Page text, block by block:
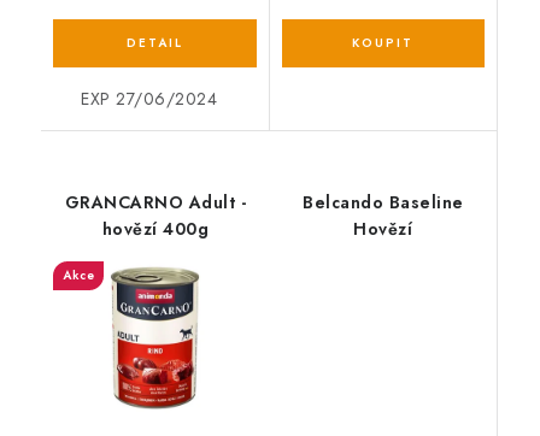
EXP 27/06/2024
GRANCARNO Adult -
hovězí 400g
Akce
Belcando Baseline
Hovězí